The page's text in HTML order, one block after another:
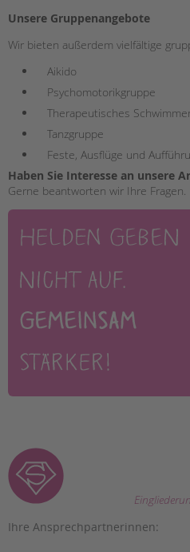
tandem international
tandem als Arbeitgeberin
NEWS/BLOG
unkuerzbar
Briefe an Kai
KONTAKT
Datenschutz
Intranet
Unsere Gruppenangebote
Wir bieten außerdem vielfältige
Aikido
Psychomotorikgruppe
Therapeutisches
Tanzgruppe
Feste, Ausflüge und
Haben Sie Interesse an unsere
Gerne beantworten wir Ihre Fragen.
Ihre Ansprechpartnerinnen: